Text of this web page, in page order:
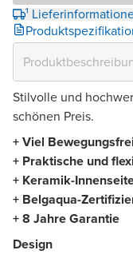
¹
Stilvolle und
schönen Preis.
+ Viel
+ Praktische und
+ Keramik-
+ Belgaqua-
+ 8 Jahre Garantie
Design